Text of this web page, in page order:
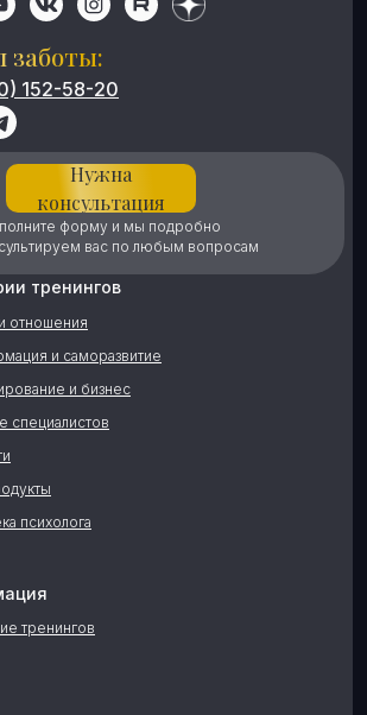
Нужна
консультация
форму и мы подробно
вас по любым вопросам
тренингов
152-58-20
заботы:
специалистов
и саморазвитие
и бизнес
отношения
тренингов
психолога